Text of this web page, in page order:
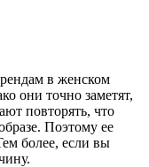
в женском
они точно заметят,
повторять, что
Поэтому ее
более, если вы